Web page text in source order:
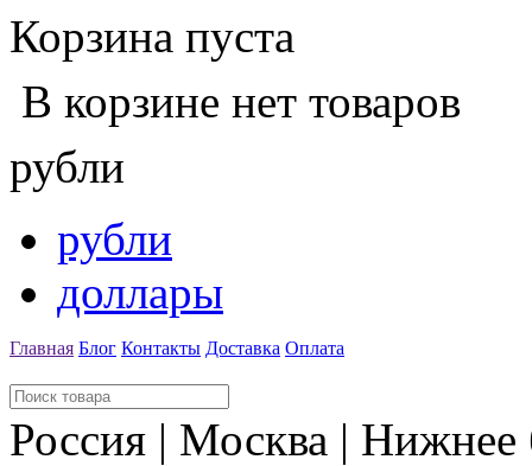
Корзина пуста
В корзине нет товаров
рубли
рубли
доллары
Главная Блог Контакты Доставка Оплата
Россия | Москва |